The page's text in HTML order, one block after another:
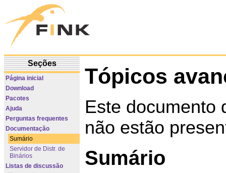
Seções
Página inicial
Download
Pacotes
Ajuda
Perguntas frequentes
Documentação
Sumário
Servidor de Distr. de
Binários
Listas de discussão
Tópicos
Este documento
não estão
Sumário